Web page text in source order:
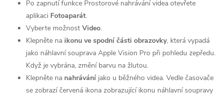
Po zapnutí funkce Prostorové nahrávání videa otevřete
aplikaci Fotoaparát.
Vyberte možnost Video.
Klepněte na ikonu ve spodní části obrazovky, která vypadá
jako náhlavní souprava Apple Vision Pro při pohledu zepředu.
Když je vybrána, změní barvu na žlutou.
Klepněte na nahrávání jako u běžného videa. Vedle časovače
se zobrazí červená ikona zobrazující ikonu náhlavní soupravy